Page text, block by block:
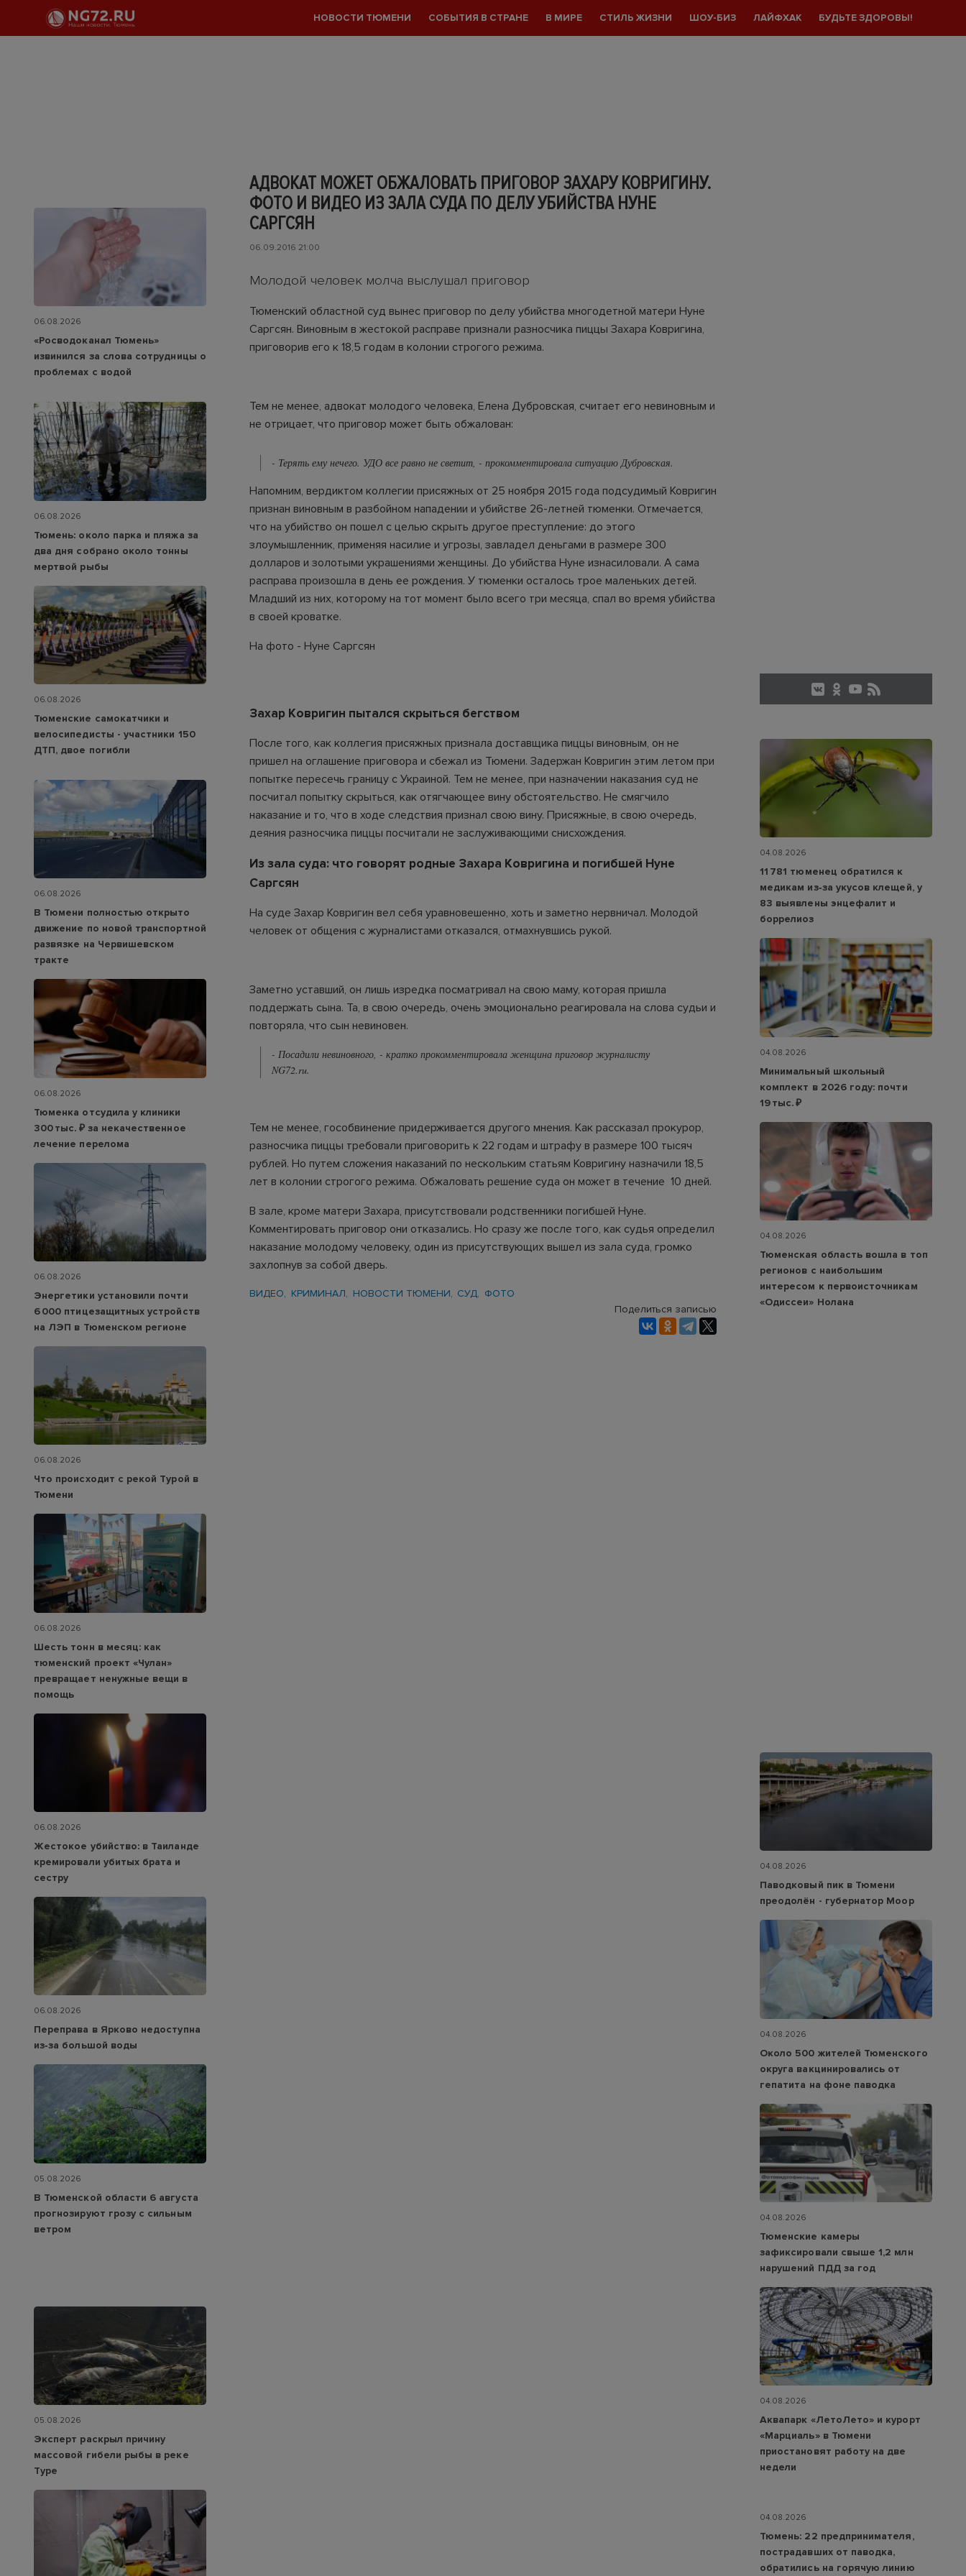
НОВОСТИ ТЮМЕНИ СОБЫТИЯ В СТРАНЕ В МИРЕ СТИЛЬ ЖИЗНИ ШОУ-БИЗ ЛАЙФХАК БУДЬТЕ ЗДОРОВЫ!
АДВОКАТ МОЖЕТ ОБЖАЛОВАТЬ ПРИГОВОР ЗАХАРУ КОВРИГИНУ.
ФОТО И ВИДЕО ИЗ ЗАЛА СУДА ПО ДЕЛУ УБИЙСТВА НУНЕ
САРГСЯН
06.09.2016 21:00
Молодой человек молча выслушал приговор
Тюменский областной суд вынес приговор по делу убийства многодетной матери Нуне
Саргсян. Виновным в жестокой расправе признали разносчика пиццы Захара Ковригина,
приговорив его к 18,5 годам в колонии строгого режима.
Тем не менее, адвокат молодого человека, Елена Дубровская, считает его невиновным и
не отрицает, что приговор может быть обжалован:
- Терять ему нечего. УДО все равно не светит, - прокомментировала ситуацию Дубровская.
Напомним, вердиктом коллегии присяжных от 25 ноября 2015 года подсудимый Ковригин
признан виновным в разбойном нападении и убийстве 26-летней тюменки. Отмечается,
что на убийство он пошел с целью скрыть другое преступление: до этого
злоумышленник, применяя насилие и угрозы, завладел деньгами в размере 300
долларов и золотыми украшениями женщины. До убийства Нуне изнасиловали. А сама
расправа произошла в день ее рождения. У тюменки осталось трое маленьких детей.
Младший из них, которому на тот момент было всего три месяца, спал во время убийства
в своей кроватке.
На фото - Нуне Саргсян
Захар Ковригин пытался скрыться бегством
После того, как коллегия присяжных признала доставщика пиццы виновным, он не
пришел на оглашение приговора и сбежал из Тюмени. Задержан Ковригин этим летом при
попытке пересечь границу с Украиной. Тем не менее, при назначении наказания суд не
посчитал попытку скрыться, как отягчающее вину обстоятельство. Не смягчило
наказание и то, что в ходе следствия признал свою вину. Присяжные, в свою очередь,
деяния разносчика пиццы посчитали не заслуживающими снисхождения.
Из зала суда: что говорят родные Захара Ковригина и погибшей Нуне
Саргсян
На суде Захар Ковригин вел себя уравновешенно, хоть и заметно нервничал. Молодой
человек от общения с журналистами отказался, отмахнувшись рукой.
Заметно уставший, он лишь изредка посматривал на свою маму, которая пришла
поддержать сына. Та, в свою очередь, очень эмоционально реагировала на слова судьи и
повторяла, что сын невиновен.
- Посадили невиновного, - кратко прокомментировала женщина приговор журналисту
NG72.ru.
Тем не менее, гособвинение придерживается другого мнения. Как рассказал прокурор,
разносчика пиццы требовали приговорить к 22 годам и штрафу в размере 100 тысяч
рублей. Но путем сложения наказаний по нескольким статьям Ковригину назначили 18,5
лет в колонии строгого режима. Обжаловать решение суда он может в течение 10 дней.
В зале, кроме матери Захара, присутствовали родственники погибшей Нуне.
Комментировать приговор они отказались. Но сразу же после того, как судья определил
наказание молодому человеку, один из присутствующих вышел из зала суда, громко
захлопнув за собой дверь.
ВИДЕО КРИМИНАЛ НОВОСТИ ТЮМЕНИ СУД
ФОТО
Поделиться записью
06.08.2026
«Росводоканал Тюмень»
извинился за слова сотрудницы о
проблемах с водой
06.08.2026
Тюмень: около парка и пляжа за
два дня собрано около тонны
мертвой рыбы
06.08.2026
Тюменские самокатчики и
велосипедисты - участники 150
ДТП, двое погибли
06.08.2026
В Тюмени полностью открыто
движение по новой транспортной
развязке на Червишевском
тракте
06.08.2026
Тюменка отсудила у клиники
300 тыс. ₽ за некачественное
лечение перелома
06.08.2026
Энергетики установили почти
6 000 птицезащитных устройств
на ЛЭП в Тюменском регионе
06.08.2026
Что происходит с рекой Турой в
Тюмени
06.08.2026
Шесть тонн в месяц: как
тюменский проект «Чулан»
превращает ненужные вещи в
помощь
06.08.2026
Жестокое убийство: в Таиланде
кремировали убитых брата и
сестру
06.08.2026
Переправа в Ярково недоступна
из‑за большой воды
05.08.2026
В Тюменской области 6 августа
прогнозируют грозу с сильным
ветром
05.08.2026
Эксперт раскрыл причину
массовой гибели рыбы в реке
Туре
04.08.2026
11 781 тюменец обратился к
медикам из‑за укусов клещей, у
83 выявлены энцефалит и
боррелиоз
04.08.2026
Минимальный школьный
комплект в 2026 году: почти
19 тыс. ₽
04.08.2026
Тюменская область вошла в топ
регионов с наибольшим
интересом к первоисточникам
«Одиссеи» Нолана
04.08.2026
Паводковый пик в Тюмени
преодолён - губернатор Моор
04.08.2026
Около 500 жителей Тюменского
округа вакцинировались от
гепатита на фоне паводка
04.08.2026
Тюменские камеры
зафиксировали свыше 1,2 млн
нарушений ПДД за год
04.08.2026
Аквапарк «ЛетоЛето» и курорт
«Марциаль» в Тюмени
приостановят работу на две
недели
04.08.2026
Тюмень: 22 предпринимателя,
пострадавших от паводка,
обратились на горячую линию